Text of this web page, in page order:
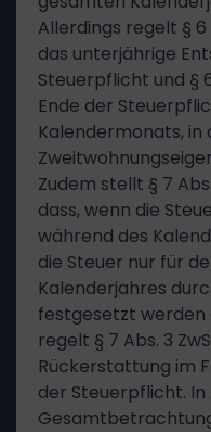
Allerdings regelt § 6
das unterjährige
Steuerpflicht und §
Ende der
Kalendermonats, in
Zudem stellt § 7
dass, wenn die
während des
die Steuer nur für
Kalenderjahres
festgesetzt werden
regelt § 7 Abs. 3
Rückerstattung im
der Steuerpflicht. In